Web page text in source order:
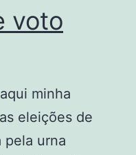
voto
minha
eleições de
pela urna